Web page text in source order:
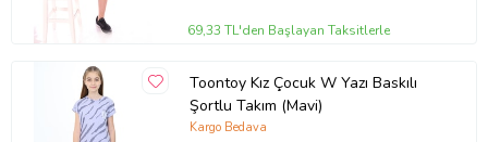
69,33 TL'den Başlayan Taksitlerle
Toontoy Kız Çocuk W Yazı Baskılı
Şortlu Takım (Mavi)
Kargo Bedava